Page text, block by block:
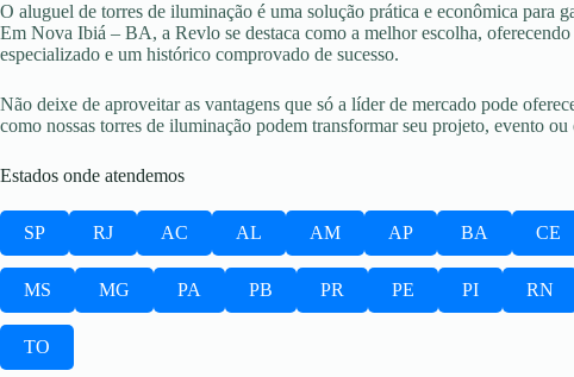
O aluguel de torres de iluminação é uma solução prática e econômica para
Em Nova Ibiá – BA, a Revlo se destaca como a melhor escolha,
especializado e um histórico comprovado de sucesso.
Não deixe de aproveitar as vantagens que só a líder de mercado pode
como nossas torres de iluminação podem transformar seu projeto, evento
Estados onde atendemos
SP RJ AC AL AM AP BA CE
MS MG PA PB PR PE PI RN
TO